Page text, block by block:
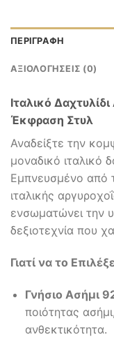
ΠΕΡΙΓΡΑΦΉ
ΑΞΙΟΛΟΓΉΣΕΙΣ (0)
Ιταλικό
Έκφραση Στυλ
Αναδείξτε την
μοναδικό ιταλικό
Εμπνευσμένο από
ιταλικής
ενσωματώνει την
δεξιοτεχνία που
Γιατί να το
Γνήσιο Ασήμι
ποιότητας
ανθεκτικότητα.